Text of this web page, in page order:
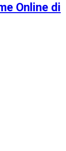
Online di